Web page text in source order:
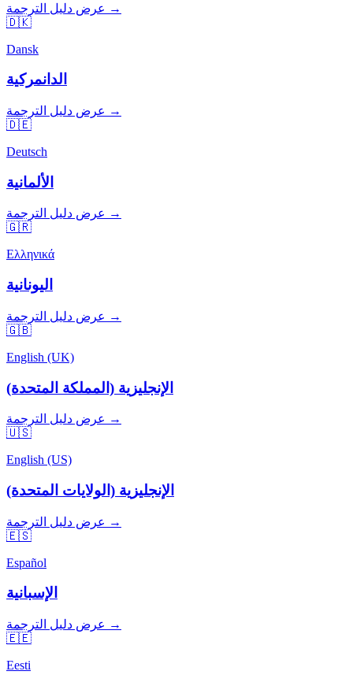
عرض دليل الترجمة →
🇩🇰
Dansk
الدانمركية
عرض دليل الترجمة →
🇩🇪
Deutsch
الألمانية
عرض دليل الترجمة →
🇬🇷
Ελληνικά
اليونانية
عرض دليل الترجمة →
🇬🇧
English (UK)
الإنجليزية (المملكة المتحدة)
عرض دليل الترجمة →
🇺🇸
English (US)
الإنجليزية (الولايات المتحدة)
عرض دليل الترجمة →
🇪🇸
Español
الإسبانية
عرض دليل الترجمة →
🇪🇪
Eesti